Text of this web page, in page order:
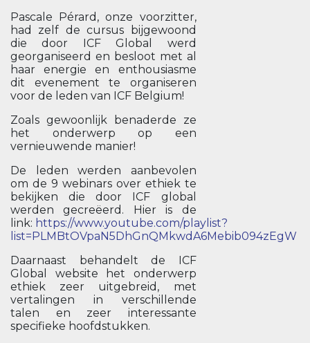
Pascale Pérard, onze voorzitter,
had zelf de cursus bijgewoond
die door ICF Global werd
georganiseerd en besloot met al
haar energie en enthousiasme
dit evenement te organiseren
voor de leden van ICF Belgium!
Zoals gewoonlijk benaderde ze
het onderwerp op een
vernieuwende manier!
De leden werden aanbevolen
om de 9 webinars over ethiek te
bekijken die door ICF global
werden gecreëerd. Hier is de
link: https://www.youtube.com/playlist?
list=PLMBtOVpaN5DhGnQMkwdA6Mebib094zEgW
Daarnaast behandelt de ICF
Global website het onderwerp
ethiek zeer uitgebreid, met
vertalingen in verschillende
talen en zeer interessante
specifieke hoofdstukken.